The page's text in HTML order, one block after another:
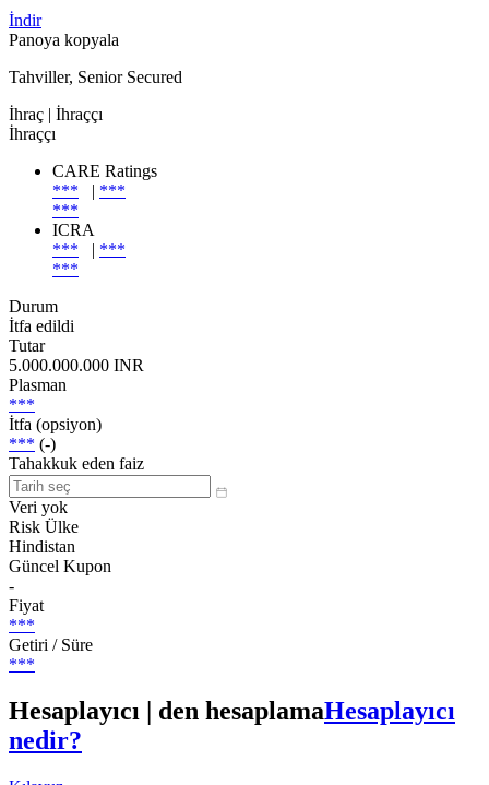
İndir
Panoya kopyala
Tahviller, Senior Secured
İhraç | İhraççı
İhraççı
CARE Ratings
***
| ***
***
ICRA
***
| ***
***
Durum
İtfa edildi
Tutar
5.000.000.000 INR
Plasman
***
İtfa (opsiyon)
*** (-)
Tahakkuk eden faiz
Veri yok
Risk Ülke
Hindistan
Güncel Kupon
-
Fiyat
***
Getiri / Süre
***
Hesaplayıcı | den hesaplamaHesaplayıcı
nedir?